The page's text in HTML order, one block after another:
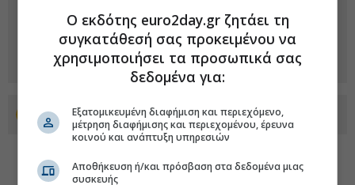
Προσθέστε το euro2day.gr στο Discover
Ο εκδότης euro2day.gr ζητάει τη
συγκατάθεσή σας προκειμένου να
χρησιμοποιήσει τα προσωπικά σας
δεδομένα για:
Εξατομικευμένη διαφήμιση και περιεχόμενο,
μέτρηση διαφήμισης και περιεχομένου, έρευνα
κοινού και ανάπτυξη υπηρεσιών
Αποθήκευση ή/και πρόσβαση στα δεδομένα μιας
συσκευής